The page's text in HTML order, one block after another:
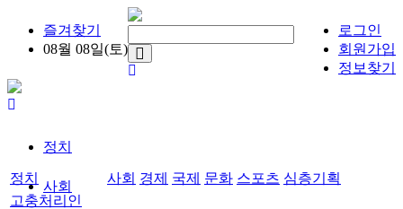
즐겨찾기
08월 08일(토)
로그인
회원가입
정보찾기
정치
사회
정치 사회 경제 국제 문화 스포츠 심층기획
고충처리인